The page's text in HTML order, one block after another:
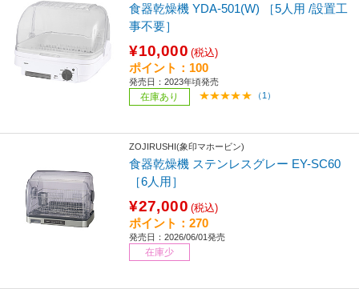
食器乾燥機 YDA-501(W) ［5人用 /設置工
事不要］
¥10,000 (税込)
ポイント：100
発売日：2023年頃発売
在庫あり （1）
ZOJIRUSHI(象印マホービン)
食器乾燥機 ステンレスグレー EY-SC60
［6人用］
¥27,000 (税込)
ポイント：270
発売日：2026/06/01発売
在庫少